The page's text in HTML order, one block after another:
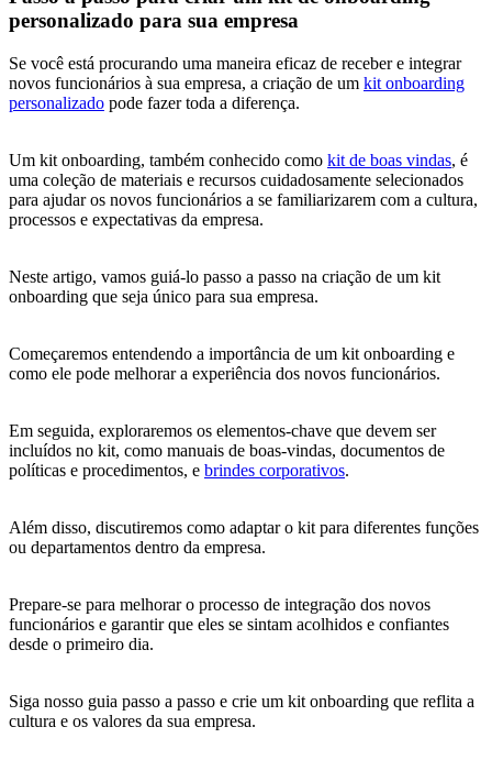
personalizado para sua empresa
Se você está procurando uma maneira eficaz de receber e integrar
novos funcionários à sua empresa, a criação de um kit onboarding
personalizado pode fazer toda a diferença.
Um kit onboarding, também conhecido como kit de boas vindas, é
uma coleção de materiais e recursos cuidadosamente selecionados
para ajudar os novos funcionários a se familiarizarem com a cultura,
processos e expectativas da empresa.
Neste artigo, vamos guiá-lo passo a passo na criação de um kit
onboarding que seja único para sua empresa.
Começaremos entendendo a importância de um kit onboarding e
como ele pode melhorar a experiência dos novos funcionários.
Em seguida, exploraremos os elementos-chave que devem ser
incluídos no kit, como manuais de boas-vindas, documentos de
políticas e procedimentos, e brindes corporativos.
Além disso, discutiremos como adaptar o kit para diferentes funções
ou departamentos dentro da empresa.
Prepare-se para melhorar o processo de integração dos novos
funcionários e garantir que eles se sintam acolhidos e confiantes
desde o primeiro dia.
Siga nosso guia passo a passo e crie um kit onboarding que reflita a
cultura e os valores da sua empresa.